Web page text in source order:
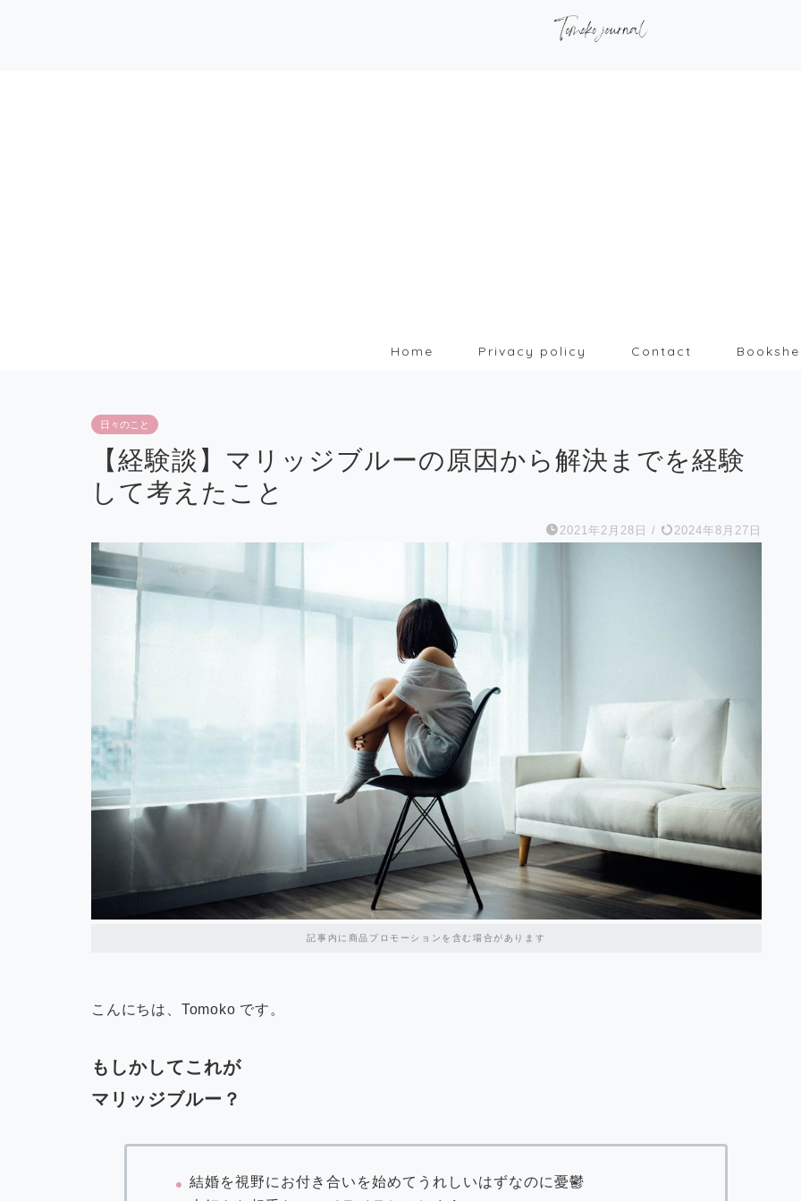
Home Privacy policy Contact
日々のこと
【経験談】マリッジブルーの原因から解決までを経験
して考えたこと
2021年2月28日 / 2024年8月27日
記事内に商品プロモーションを含む場合があります
こんにちは、Tomoko です。
もしかしてこれが
マリッジブルー？
結婚を視野にお付き合いを始めてうれしいはずなのに憂鬱